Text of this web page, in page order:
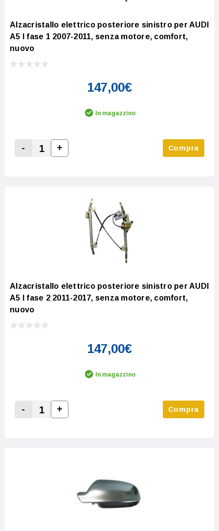
Alzacristallo elettrico posteriore sinistro per AUDI
A5 I fase 1 2007-2011, senza motore, comfort,
nuovo
147,00€
In magazzino
Decrease Quantity:
-
Increase Quantity:
+ Compra
Alzacristallo elettrico posteriore sinistro per AUDI
A5 I fase 2 2011-2017, senza motore, comfort,
nuovo
147,00€
In magazzino
Decrease Quantity:
-
Increase Quantity:
+ Compra